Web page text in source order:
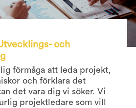
och
förmåga att leda projekt,
och förklara det
det vara dig vi söker. Vi
projektledare som vill